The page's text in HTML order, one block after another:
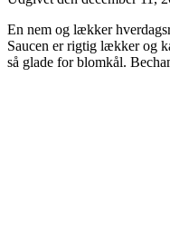
En nem og lækker
Saucen er rigtig lækker og
så glade for blomkål.